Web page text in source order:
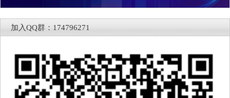
加入QQ群：174796271